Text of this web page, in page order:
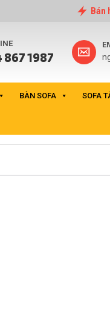
Bán
867 1987
BÀN SOFA SOFA